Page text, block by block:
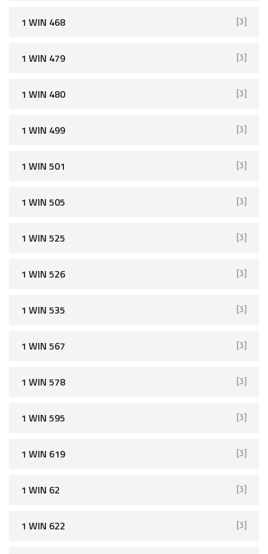
1 WIN 468 [3]
1 WIN 479 [3]
1 WIN 480 [3]
1 WIN 499 [3]
1 WIN 501 [3]
1 WIN 505 [3]
1 WIN 525 [3]
1 WIN 526 [3]
1 WIN 535 [3]
1 WIN 567 [3]
1 WIN 578 [3]
1 WIN 595 [3]
1 WIN 619 [3]
1 WIN 62 [3]
1 WIN 622 [3]